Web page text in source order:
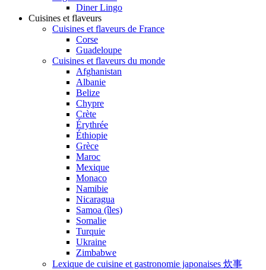
Diner Lingo
Cuisines et flaveurs
Cuisines et flaveurs de France
Corse
Guadeloupe
Cuisines et flaveurs du monde
Afghanistan
Albanie
Belize
Chypre
Crète
Érythrée
Éthiopie
Grèce
Maroc
Mexique
Monaco
Namibie
Nicaragua
Samoa (îles)
Somalie
Turquie
Ukraine
Zimbabwe
Lexique de cuisine et gastronomie japonaises 炊事